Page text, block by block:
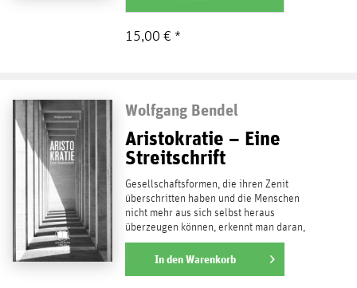
15,00 € *
Wolfgang Bendel
Aristokratie – Eine
Streitschrift
Gesellschaftsformen, die ihren Zenit
überschritten haben und die Menschen
nicht mehr aus sich selbst heraus
überzeugen können, erkennt man daran,
dass sie repressiver,...
weiterlesen
In denWarenkorb